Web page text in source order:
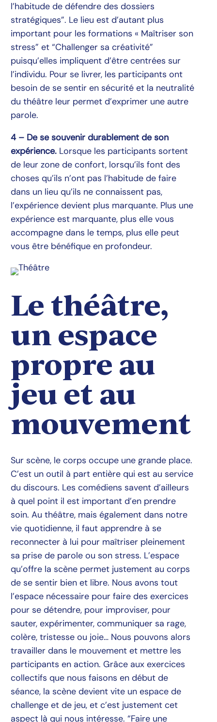
l’habitude de défendre des dossiers
stratégiques”. Le lieu est d’autant plus
important pour les formations « Maîtriser son
stress” et “Challenger sa créativité”
puisqu’elles impliquent d’être centrées sur
l’individu. Pour se livrer, les participants ont
besoin de se sentir en sécurité et la neutralité
du théâtre leur permet d’exprimer une autre
parole.
4 – De se souvenir durablement de son
expérience. Lorsque les participants sortent
de leur zone de confort, lorsqu’ils font des
choses qu’ils n’ont pas l’habitude de faire
dans un lieu qu’ils ne connaissent pas,
l’expérience devient plus marquante. Plus une
expérience est marquante, plus elle vous
accompagne dans le temps, plus elle peut
vous être bénéfique en profondeur.
Le théâtre,
un espace
propre au
jeu et au
mouvement
Sur scène, le corps occupe une grande place.
C’est un outil à part entière qui est au service
du discours. Les comédiens savent d’ailleurs
à quel point il est important d’en prendre
soin. Au théâtre, mais également dans notre
vie quotidienne, il faut apprendre à se
reconnecter à lui pour maîtriser pleinement
sa prise de parole ou son stress. L’espace
qu’offre la scène permet justement au corps
de se sentir bien et libre. Nous avons tout
l’espace nécessaire pour faire des exercices
pour se détendre, pour improviser, pour
sauter, expérimenter, communiquer sa rage,
colère, tristesse ou joie… Nous pouvons alors
travailler dans le mouvement et mettre les
participants en action. Grâce aux exercices
collectifs que nous faisons en début de
séance, la scène devient vite un espace de
challenge et de jeu, et c’est justement cet
aspect là qui nous intéresse. “Faire une